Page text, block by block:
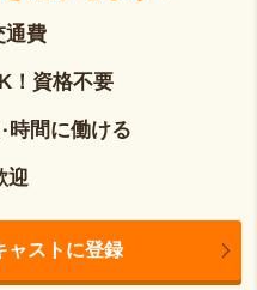
通費
！資格不要
時間に働ける
迎
ャストに登録